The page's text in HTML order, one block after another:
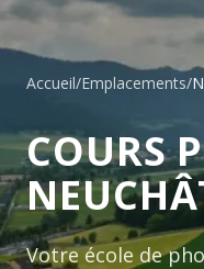
Accueil/Emplacements/
COURS
Votre école de